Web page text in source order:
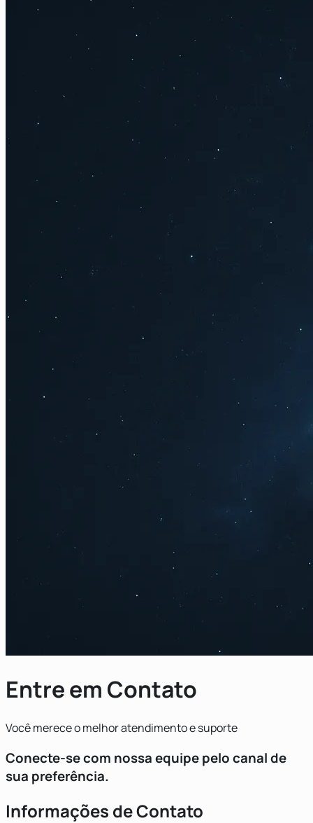
Entre em Contato
Você merece o melhor atendimento e suporte
Conecte-se com nossa equipe pelo canal de
sua preferência.
Informações de Contato